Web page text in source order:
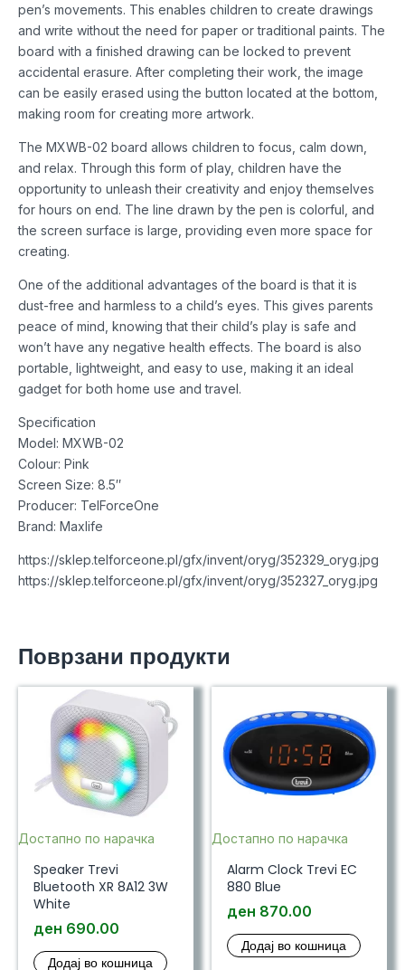
pen’s movements. This enables children to create drawings
and write without the need for paper or traditional paints. The
board with a finished drawing can be locked to prevent
accidental erasure. After completing their work, the image
can be easily erased using the button located at the bottom,
making room for creating more artwork.
The MXWB-02 board allows children to focus, calm down,
and relax. Through this form of play, children have the
opportunity to unleash their creativity and enjoy themselves
for hours on end. The line drawn by the pen is colorful, and
the screen surface is large, providing even more space for
creating.
One of the additional advantages of the board is that it is
dust-free and harmless to a child’s eyes. This gives parents
peace of mind, knowing that their child’s play is safe and
won’t have any negative health effects. The board is also
portable, lightweight, and easy to use, making it an ideal
gadget for both home use and travel.
Specification
Model: MXWB-02
Colour: Pink
Screen Size: 8.5″
Producer: TelForceOne
Brand: Maxlife
https://sklep.telforceone.pl/gfx/invent/oryg/352329_oryg.jpg
https://sklep.telforceone.pl/gfx/invent/oryg/352327_oryg.jpg
Поврзани продукти
Достапно по нарачка
Speaker Trevi
Bluetooth XR 8A12 3W
White
ден 690.00
Додај во кошница
Достапно по нарачка
Alarm Clock Trevi EC
880 Blue
ден 870.00
Додај во кошница